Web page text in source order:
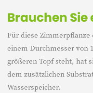
Brauchen Sie
Für diese
einem Durchmesser von
größeren Topf steht, hat
dem zusätzlichen
Wasserspeicher.